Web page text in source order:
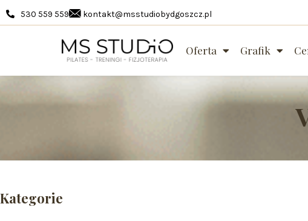
530 559 559 kontakt@msstudiobydgoszcz.pl
Oferta Grafik
Kategorie